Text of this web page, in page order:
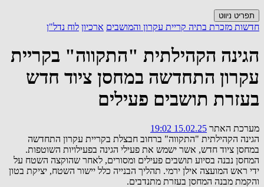
תפריט ניווט
חדשות מזכרת בתיה קריית עקרון והמושבים ארכיון לוח נדל"ן
הגינה הקהילתית "התקווה" בקריית
עקרון התחדשה במחסן ציוד חדש
בעזרת תושבים פעילים
מערכת האתר 15.02.25 19:02
הגינה הקהילתית "התקווה" ברחוב חבצלת בקריית עקרון התחדשה
במחסן ציוד חדש, אשר ישמש את פעילי הגינה בפעילויות השוטפות.
המחסן נבנה בסיוע תושבים פעילים ומסורים, לאחר שהוקצה השטח על
ידי ראש המועצה אילן ירמי. תהליך הבנייה כלל יישור השטח, יציקת בטון
והקמת מבנה המחסן בעזרת מתנדבים.